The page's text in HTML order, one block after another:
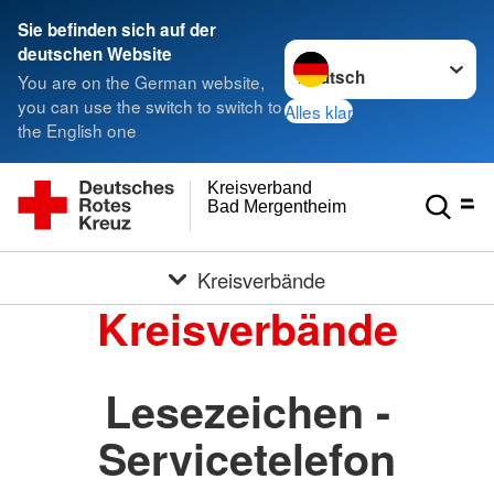
Sie befinden sich auf der
deutschen Website
You are on the German website,
you can use the switch to switch to
the English one
Sprache wechseln zu
Alles klar
Bad Mergentheim e.V.
Kreisverband
Kreisverbände
Kreisverbände
Lesezeichen -
Servicetelefon